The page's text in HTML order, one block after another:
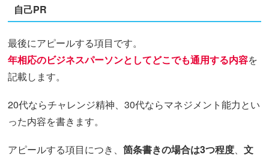
自己PR
最後にアピールする項目です。
年相応のビジネスパーソンとしてどこでも通用する内容を
記載します。
20代ならチャレンジ精神、30代ならマネジメント能力とい
った内容を書きます。
アピールする項目につき、箇条書きの場合は3つ程度、文